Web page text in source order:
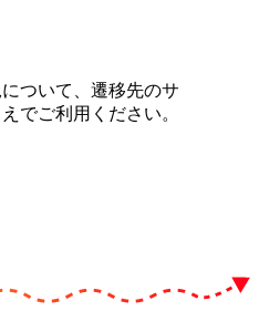
ついて、遷移先のサ
でご利用ください。